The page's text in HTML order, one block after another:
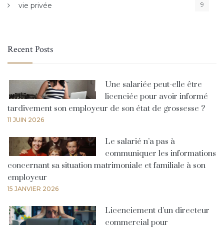
vie privée 9
Recent Posts
Une salariée peut-elle être
licenciée pour avoir informé
tardivement son employeur de son état de grossesse ?
11 JUIN 2026
Le salarié n’a pas à
communiquer les informations
concernant sa situation matrimoniale et familiale à son
employeur
15 JANVIER 2026
Licenciement d’un directeur
commercial pour